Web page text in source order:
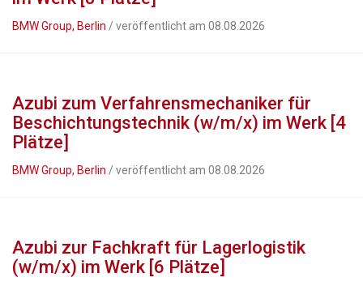
BMW Group, Berlin / veröffentlicht am 08.08.2026
Azubi zum Verfahrensmechaniker für
Beschichtungstechnik (w/m/x) im Werk [4
Plätze]
BMW Group, Berlin / veröffentlicht am 08.08.2026
Azubi zur Fachkraft für Lagerlogistik
(w/m/x) im Werk [6 Plätze]